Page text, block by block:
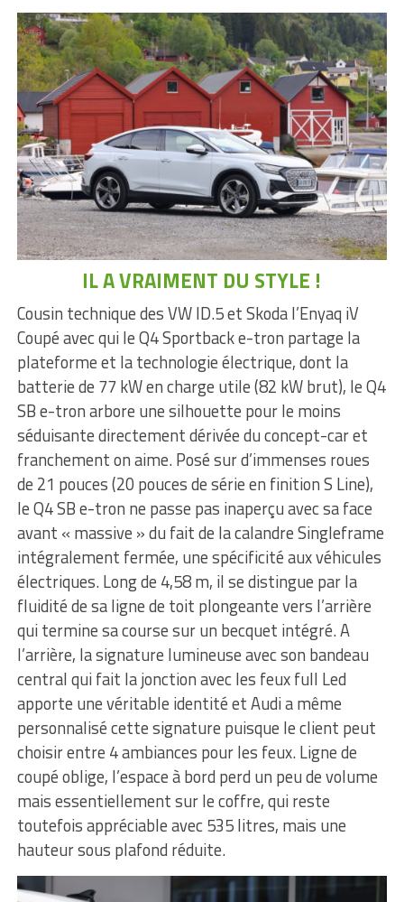
IL A VRAIMENT DU STYLE !
Cousin technique des VW ID.5 et Skoda l’Enyaq iV
Coupé avec qui le Q4 Sportback e-tron partage la
plateforme et la technologie électrique, dont la
batterie de 77 kW en charge utile (82 kW brut), le Q4
SB e-tron arbore une silhouette pour le moins
séduisante directement dérivée du concept-car et
franchement on aime. Posé sur d’immenses roues
de 21 pouces (20 pouces de série en finition S Line),
le Q4 SB e-tron ne passe pas inaperçu avec sa face
avant « massive » du fait de la calandre Singleframe
intégralement fermée, une spécificité aux véhicules
électriques. Long de 4,58 m, il se distingue par la
fluidité de sa ligne de toit plongeante vers l’arrière
qui termine sa course sur un becquet intégré. A
l’arrière, la signature lumineuse avec son bandeau
central qui fait la jonction avec les feux full Led
apporte une véritable identité et Audi a même
personnalisé cette signature puisque le client peut
choisir entre 4 ambiances pour les feux. Ligne de
coupé oblige, l’espace à bord perd un peu de volume
mais essentiellement sur le coffre, qui reste
toutefois appréciable avec 535 litres, mais une
hauteur sous plafond réduite.